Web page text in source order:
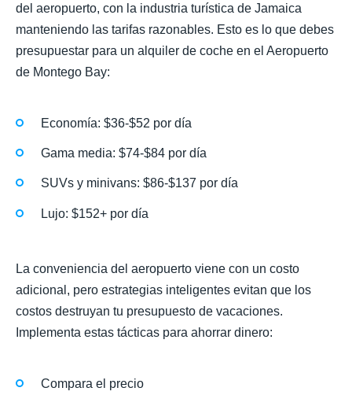
del aeropuerto, con la industria turística de Jamaica
manteniendo las tarifas razonables. Esto es lo que debes
presupuestar para un alquiler de coche en el Aeropuerto
de Montego Bay:
Economía: $36-$52 por día
Gama media: $74-$84 por día
SUVs y minivans: $86-$137 por día
Lujo: $152+ por día
La conveniencia del aeropuerto viene con un costo
adicional, pero estrategias inteligentes evitan que los
costos destruyan tu presupuesto de vacaciones.
Implementa estas tácticas para ahorrar dinero:
Compara el precio